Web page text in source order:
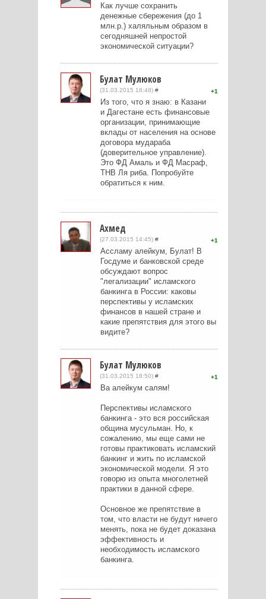
Как лучше сохранить
денежные сбережения (до 1
млн.р.) халяльным образом в
сегодняшней непростой
экономической ситуации?
Булат Мулюков
(31.03.2015 18:48) # 1
Из того, что я знаю: в Казани
и Дагестане есть финансовые
организации, принимающие
вклады от населения на основе
договора мудараба
(доверительное управление).
Это ФД Амаль и ФД Масраф,
ТНВ Ля риба. Попробуйте
обратиться к ним.
Ахмед
(27.03.2015 14:45) # 1
Ассламу алейкум, Булат! В
Госдуме и банковской среде
обсуждают вопрос
"легализации" исламского
банкинга в России: каковы
перспективы у исламских
финансов в нашей стране и
какие препятствия для этого вы
видите?
Булат Мулюков
(31.03.2015 18:50) # 1
Ва алейкум салям!
Перспективы исламского
банкинга - это вся российская
община мусульман. Но, к
сожалению, мы еще сами не
готовы практиковать исламский
банкинг и жить по исламской
экономической модели. Я это
говорю из опыта многолетней
практики в данной сфере.
Основное же препятствие в
том, что власти не будут ничего
менять, пока не будет доказана
эффективность и
необходимость исламского
банкинга.